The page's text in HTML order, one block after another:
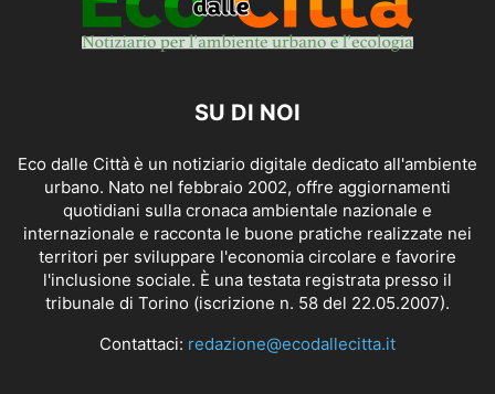
SU DI NOI
Eco dalle Città è un notiziario digitale dedicato all'ambiente
urbano. Nato nel febbraio 2002, offre aggiornamenti
quotidiani sulla cronaca ambientale nazionale e
internazionale e racconta le buone pratiche realizzate nei
territori per sviluppare l'economia circolare e favorire
l'inclusione sociale. È una testata registrata presso il
tribunale di Torino (iscrizione n. 58 del 22.05.2007).
Contattaci: redazione@ecodallecitta.it